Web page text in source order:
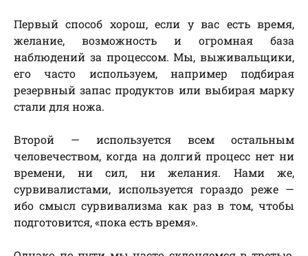
Первый способ хорош, если у вас есть время,
желание, возможность и огромная база
наблюдений за процессом. Мы, выживальщики,
его часто используем, например подбирая
резервный запас продуктов или выбирая марку
стали для ножа.
Второй — используется всем остальным
человечеством, когда на долгий процесс нет ни
времени, ни сил, ни желания. Нами же,
сурвивалистами, используется гораздо реже —
ибо смысл сурвивализма как раз в том, чтобы
подготовится, «пока есть время».